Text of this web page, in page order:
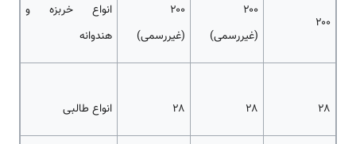
۲۰۰
۲۰۰
(غیررسمی)
۲۰۰
(غیررسمی)
انواع خربزه و
هندوانه
۲۸ ۲۸ ۲۸ انواع طالبی